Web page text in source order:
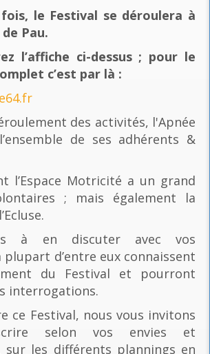
fois, le Festival se déroulera à
Pau.
l’affiche ci-dessus ; pour le
c’est par là :
des activités, l'Apnée
de ses adhérents &
l’Espace Motricité a un grand
; mais également la
à en discuter avec vos
d’entre eux connaissent
du Festival et pourront
interrogations.
ce Festival, nous vous invitons
selon vos envies et
sur les différents plannings en